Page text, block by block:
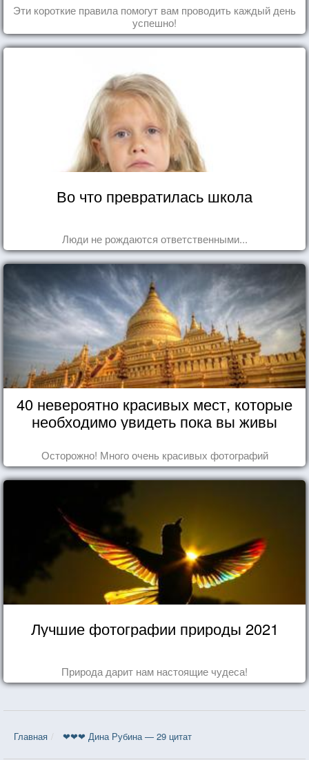
Эти короткие правила помогут вам проводить каждый день
успешно!
Во что превратилась школа
Люди не рождаются ответственными...
40 невероятно красивых мест, которые
необходимо увидеть пока вы живы
Осторожно! Много очень красивых фотографий
Лучшие фотографии природы 2021
Природа дарит нам настоящие чудеса!
Главная ❤❤❤ Дина Рубина — 29 цитат